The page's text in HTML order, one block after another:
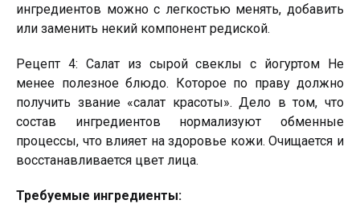
ингредиентов можно с легкостью менять, добавить
или заменить некий компонент редиской.
Рецепт 4: Салат из сырой свеклы с йогуртом Не
менее полезное блюдо. Которое по праву должно
получить звание «салат красоты». Дело в том, что
состав ингредиентов нормализуют обменные
процессы, что влияет на здоровье кожи. Очищается и
восстанавливается цвет лица.
Требуемые ингредиенты: